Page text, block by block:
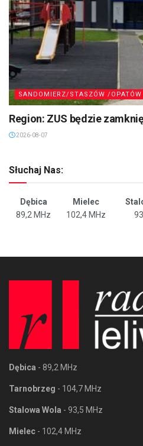
SANDOMIERZ/STASZÓW /OPATÓW
Region: ZUS będzie
2026-08-07
Słuchaj Nas:
Dębica Mielec
89,2 MHz
102,4 MHz
Dębica - 89,2 MHz
Tarnobrzeg - 104,7 MHz
Stalowa Wola - 93,5 MHz
Mielec - 102,4 MHz